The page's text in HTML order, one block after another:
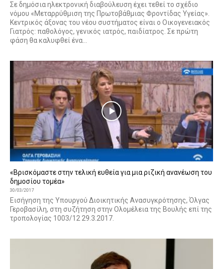
Σε δημόσια ηλεκτρονική διαβούλευση έχει τεθεί το σχέδιο
νόμου «Μεταρρύθμιση της Πρωτοβάθμιας Φροντίδας Υγείας».
Κεντρικός άξονας του νέου συστήματος είναι ο Οικογενειακός
Γιατρός: παθολόγος, γενικός ιατρός, παιδίατρος. Σε πρώτη
φάση θα καλυφθεί ένα...
«Βρισκόμαστε στην τελική ευθεία για μια ριζική ανανέωση του
δημοσίου τομέα»
30/03/2017
Εισήγηση της Υπουργού Διοικητικής Ανασυγκρότησης, Όλγας
Γεροβασίλη, στη συζήτηση στην Ολομέλεια της Βουλής επί της
τροπολογίας 1003/12 29.3.2017.